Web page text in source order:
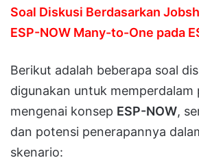
Soal Diskusi Berdasarkan
ESP-NOW Many-to-One pada
Berikut adalah beberapa soal
digunakan untuk memperdalam
mengenai konsep ESP-NOW,
dan potensi penerapannya
skenario: